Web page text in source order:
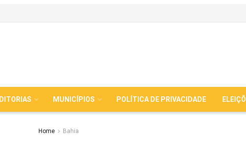
MUNICÍPIOS POLÍTICA DE PRIVACIDADE
Home Bahia